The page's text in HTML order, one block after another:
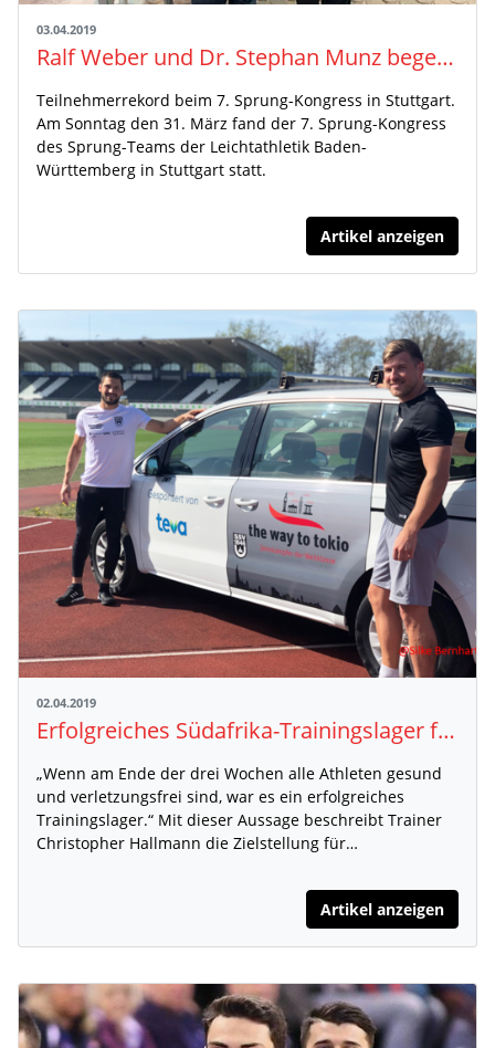
03.04.2019
Ralf Weber und Dr. Stephan Munz begeistern beim Sprung-Kongress
Teilnehmerrekord beim 7. Sprung-Kongress in Stuttgart.
Am Sonntag den 31. März fand der 7. Sprung-Kongress
des Sprung-Teams der Leichtathletik Baden-
Württemberg in Stuttgart statt.
Artikel anzeigen
02.04.2019
Erfolgreiches Südafrika-Trainingslager für Ulms Topathleten
„Wenn am Ende der drei Wochen alle Athleten gesund
und verletzungsfrei sind, war es ein erfolgreiches
Trainingslager.“ Mit dieser Aussage beschreibt Trainer
Christopher Hallmann die Zielstellung für…
Artikel anzeigen